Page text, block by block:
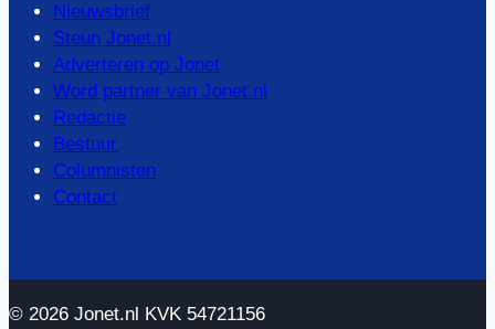
Nieuwsbrief
Steun Jonet.nl
Adverteren op Jonet
Word partner van Jonet.nl
Redactie
Bestuur
Columnisten
Contact
© 2026 Jonet.nl KVK 54721156